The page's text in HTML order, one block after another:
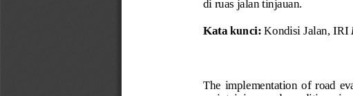
di ruas jalan tinjauan.
Kata kunci: Kondisi Jalan, IRI
The  implementation  of  road